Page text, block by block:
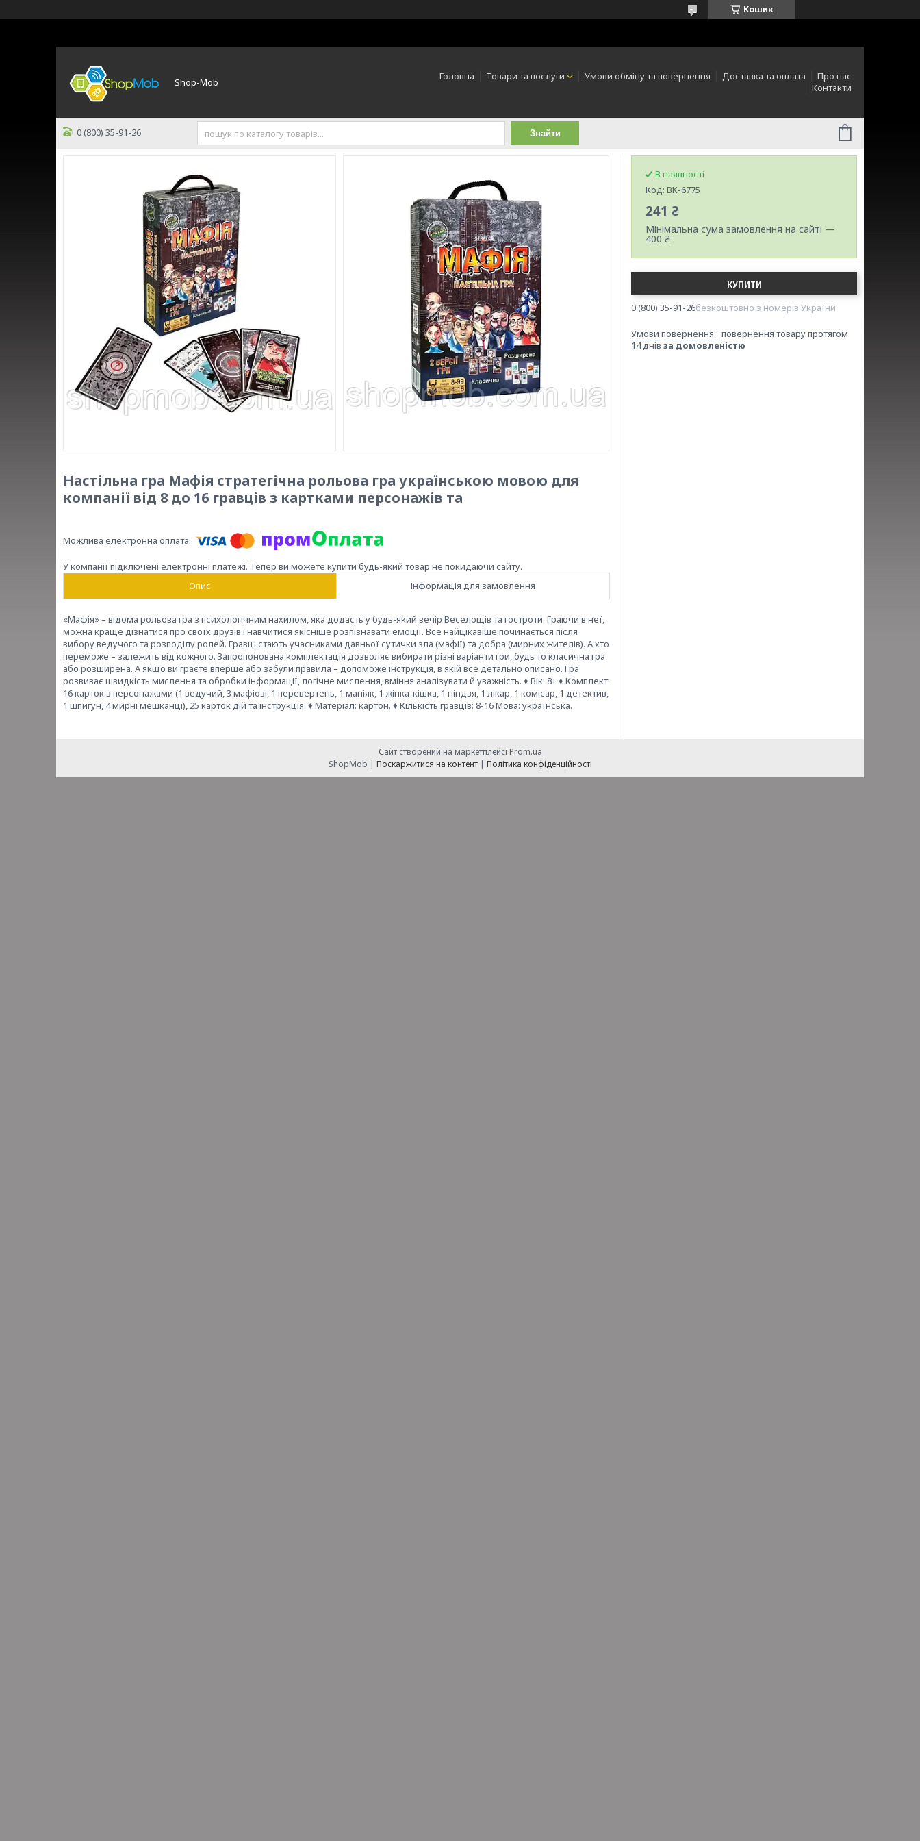
Кошик
Shop-Mob Головна Товари та послуги Умови обміну та повернення Доставка та оплата
Про нас
Контакти
0 (800) 35-91-26 Знайти
Настільна гра Мафія стратегічна рольова гра українською мовою для
компанії від 8 до 16 гравців з картками персонажів та
У компанії підключені електронні платежі. Тепер ви можете купити будь-який товар не покидаючи сайту.
Опис
Інформація для замовлення
«Мафія» – відома рольова гра з психологічним нахилом, яка додасть у будь-який вечір Веселощів та гостроти. Граючи в неї,
можна краще дізнатися про своїх друзів і навчитися якісніше розпізнавати емоції. Все найцікавіше починається після
вибору ведучого та розподілу ролей. Гравці стають учасниками давньої сутички зла (мафії) та добра (мирних жителів). А хто
переможе – залежить від кожного. Запропонована комплектація дозволяє вибирати різні варіанти гри, будь то класична гра
або розширена. А якщо ви граєте вперше або забули правила – допоможе інструкція, в якій все детально описано. Гра
розвиває швидкість мислення та обробки інформації, логічне мислення, вміння аналізувати й уважність. ♦ Вік: 8+ ♦ Комплект:
16 карток з персонажами (1 ведучий, 3 мафіозі, 1 перевертень, 1 маніяк, 1 жінка-кішка, 1 ніндзя, 1 лікар, 1 комісар, 1 детектив,
1 шпигун, 4 мирні мешканці), 25 карток дій та інструкція. ♦ Матеріал: картон. ♦ Кількість гравців: 8-16 Мова: українська.
В наявності
Код: BK-6775
241 ₴
Мінімальна сума замовлення на сайті —
400 ₴
КУПИТИ
0 (800) 35-91-26безкоштовно з номерів України
повернення товару протягом
14 днів за домовленістю
Сайт створений на маркетплейсі Prom.ua
ShopMob | Поскаржитися на контент | Політика конфіденційності